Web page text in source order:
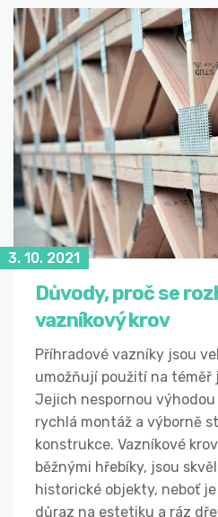
3. 10. 2021
Důvody, proč se
vazníkový krov
Příhradové vazníky jsou
umožňují použití na téměř
Jejich nespornou
rychlá montáž a výborně
konstrukce. Vazníkové
běžnými hřebíky, jsou
historické objekty, neboť
důraz na estetiku a ráz